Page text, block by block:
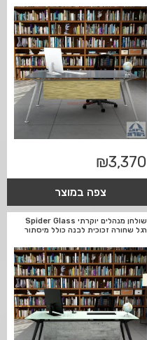
₪3,370
צפה במוצר
שולחן מנהלים יוקרתי Spider Glass
רגל שחורה זכוכית לבנה כולל מיסתור